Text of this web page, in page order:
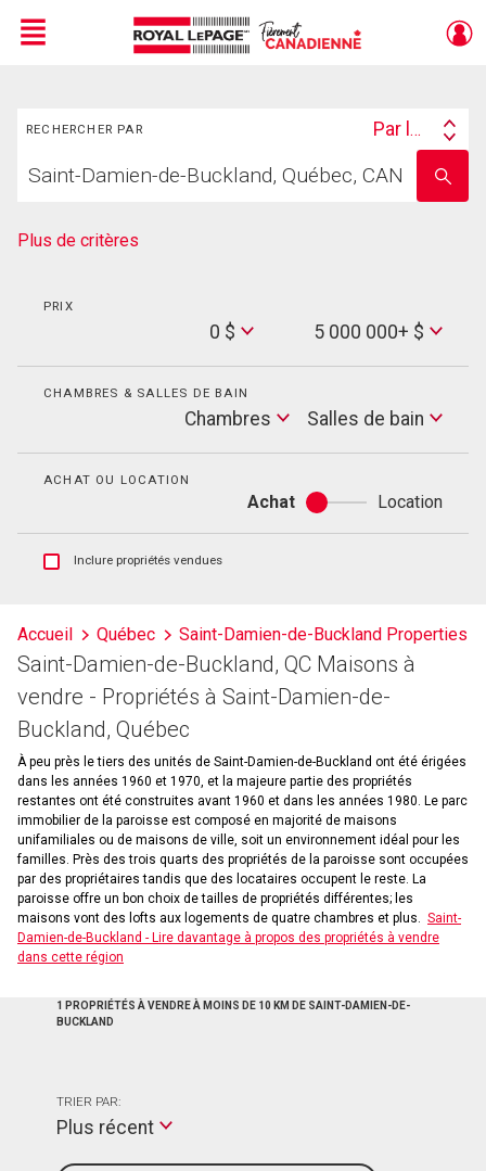
Menu
RECHERCHER PAR
Search
Par lieu
votre
nom
Plus de critères
PRIX
0 $
Max
Price
5 000 000+ $
CHAMBRES & SALLES DE BAIN
Chambres
Salles
de
Salles de bain
ACHAT OU LOCATION
Achat
Achat
ou
Location
Afficher
et
les
historiques
d'inscriptions
Inclure propriétés vendues
Accueil Québec Saint-Damien-de-Buckland Properties
Saint-Damien-de-Buckland, QC Maisons à
vendre - Propriétés à Saint-Damien-de-
Buckland, Québec
À peu près le tiers des unités de Saint-Damien-de-Buckland ont été érigées
dans les années 1960 et 1970, et la majeure partie des propriétés
restantes ont été construites avant 1960 et dans les années 1980. Le parc
immobilier de la paroisse est composé en majorité de maisons
unifamiliales ou de maisons de ville, soit un environnement idéal pour les
familles. Près des trois quarts des propriétés de la paroisse sont occupées
par des propriétaires tandis que des locataires occupent le reste. La
paroisse offre un bon choix de tailles de propriétés différentes; les
maisons vont des lofts aux logements de quatre chambres et plus. Saint-
Damien-de-Buckland - Lire davantage à propos des propriétés à vendre
dans cette région
1 PROPRIÉTÉS À VENDRE À MOINS DE 10 KM DE SAINT-DAMIEN-DE-
BUCKLAND
TRIER PAR:
Plus récent